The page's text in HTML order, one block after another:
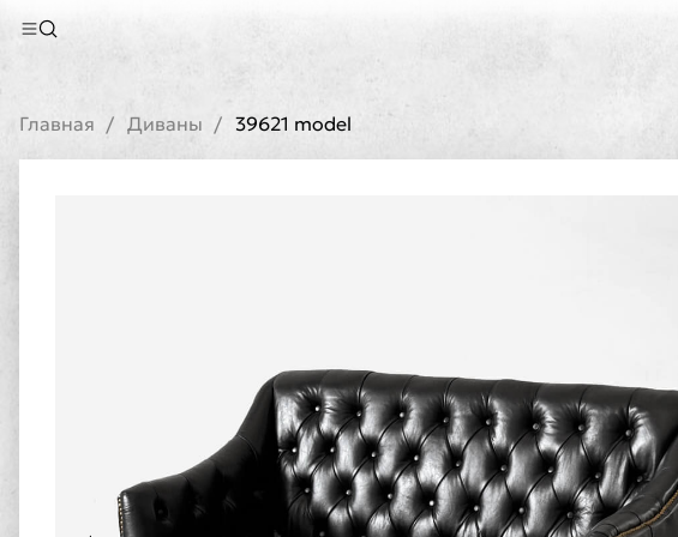
Главная Диваны 39621 model